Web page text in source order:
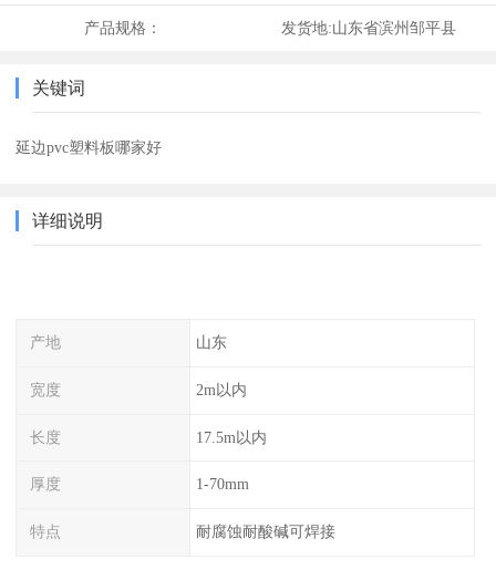
产品规格： 发货地:山东省滨州邹平县
关键词
延边pvc塑料板哪家好
详细说明
产地 山东
宽度 2m以内
长度 17.5m以内
厚度 1-70mm
特点 耐腐蚀耐酸碱可焊接